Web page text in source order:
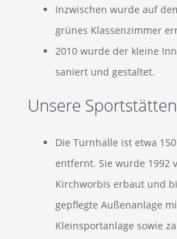
Inzwischen wurde auf
grünes Klassenzimmer
2010 wurde der kleine
saniert und gestaltet.
Unsere Sportstätten
Die Turnhalle ist etwa
entfernt. Sie wurde 1992
Kirchworbis erbaut und
gepflegte Außenanlage
Kleinsportanlage sowie